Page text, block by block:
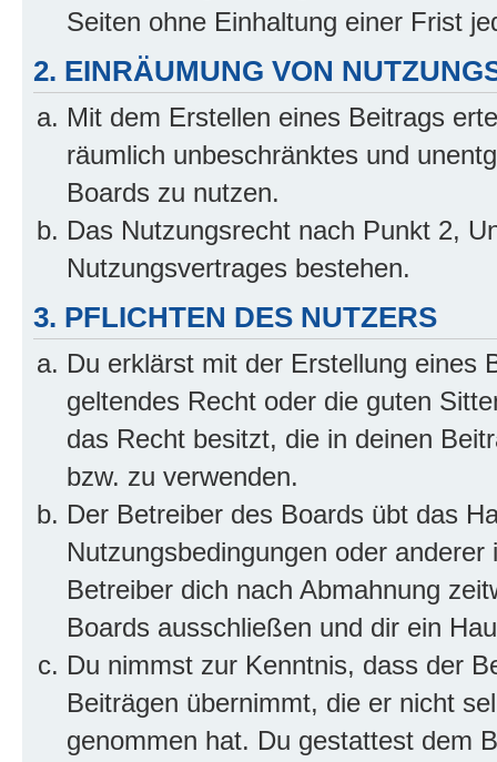
Seiten ohne Einhaltung einer Frist
2. EINRÄUMUNG VON
Mit dem Erstellen eines Beitrags
räumlich unbeschränktes und
Boards zu nutzen.
Das Nutzungsrecht nach Punkt 2,
Nutzungsvertrages bestehen.
3. PFLICHTEN DES NUTZERS
Du erklärst mit der Erstellung eines
geltendes Recht oder die guten
das Recht besitzt, die in deinen
bzw. zu verwenden.
Der Betreiber des Boards übt das
Nutzungsbedingungen oder
Betreiber dich nach Abmahnung
Boards ausschließen und dir ein
Du nimmst zur Kenntnis, dass der
Beiträgen übernimmt, die er nicht
genommen hat. Du gestattest dem